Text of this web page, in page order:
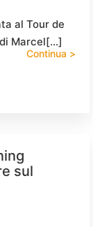
al Tour de
Marcel[…]
Continua >
sul